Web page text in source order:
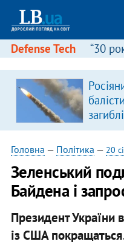
Defense Tech “30
Головна — Політика — 20
Зеленський
Байдена і
Президент України
із США